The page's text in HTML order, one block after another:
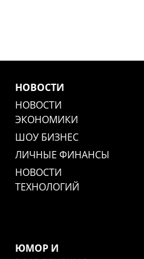
НОВОСТИ
НОВОСТИ
ЭКОНОМИКИ
ШОУ БИЗНЕС
ЛИЧНЫЕ ФИНАНСЫ
НОВОСТИ
ТЕХНОЛОГИЙ
ЮМОР И